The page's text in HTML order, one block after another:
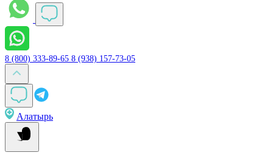
8 (800) 333-89-65 8 (938) 157-73-05
Алатырь